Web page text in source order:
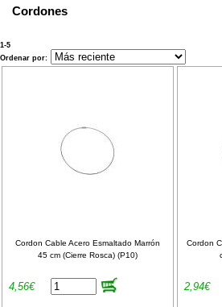
Cordones
1-5
Ordenar por:
Cordon Cable Acero Esmaltado Marrón
45 cm (Cierre Rosca) (P10)
4,56€
Cordon
2,94€